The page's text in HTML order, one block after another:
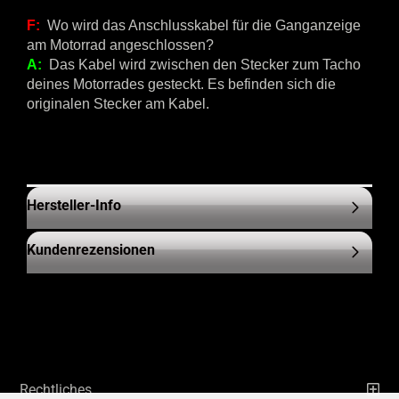
F: Wo wird das Anschlusskabel für die Ganganzeige
am Motorrad angeschlossen?
A:
Das Kabel wird zwischen den Stecker zum Tacho
deines Motorrades gesteckt. Es befinden sich die
originalen Stecker am Kabel.
Hersteller-Info
Kundenrezensionen
Rechtliches